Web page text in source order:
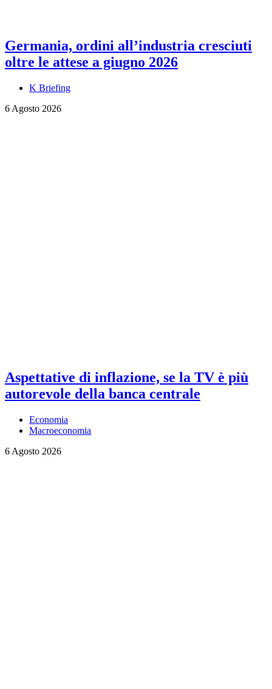
Germania, ordini all’industria cresciuti
oltre le attese a giugno 2026
K Briefing
6 Agosto 2026
Aspettative di inflazione, se la TV è più
autorevole della banca centrale
Economia
Macroeconomia
6 Agosto 2026